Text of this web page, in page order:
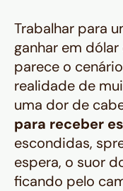
Trabalhar para
ganhar em
parece o
realidade de
uma dor de
para receber
escondidas,
espera, o suor
ficando pelo